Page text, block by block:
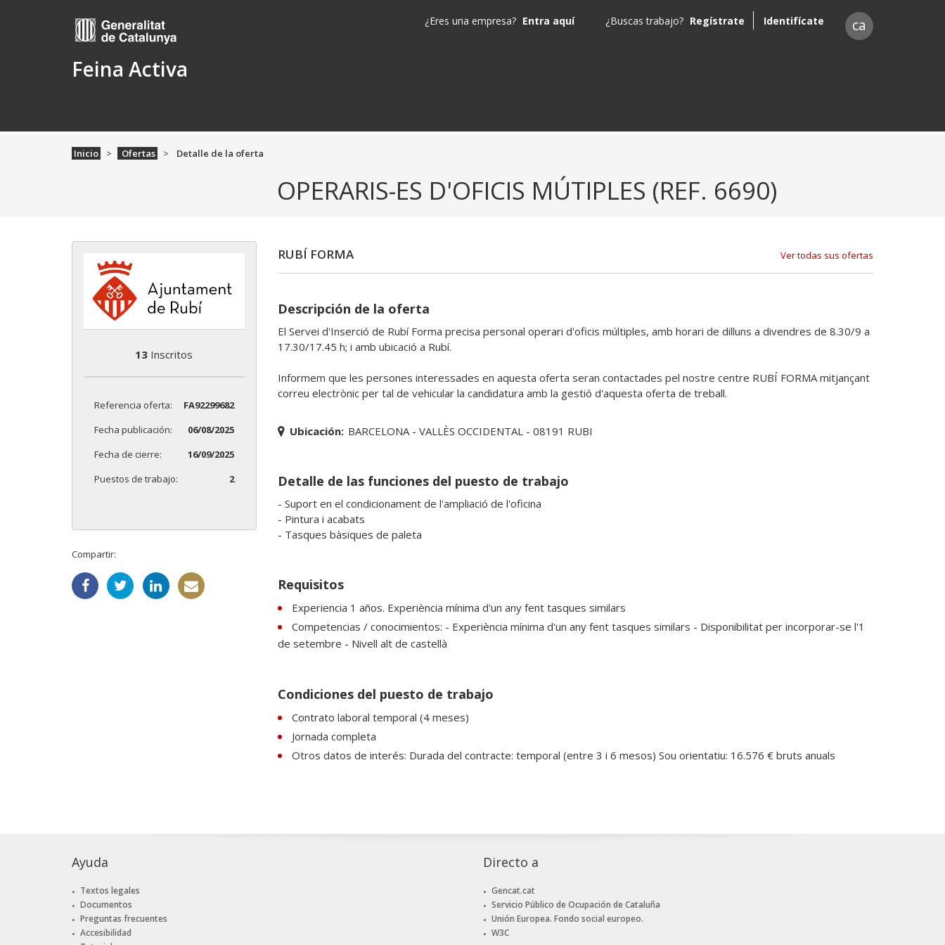
Feina Activa
¿Eres una empresa? Entra aquí ¿Buscas trabajo? Regístrate Identifícate ca
Inicio Ofertas Detalle de la oferta
OPERARIS-ES D'OFICIS MÚTIPLES (REF. 6690)
13 Inscritos
Referencia oferta:
FA92299682
Fecha publicación:
06/08/2025
Fecha de cierre:
16/09/2025
Puestos de trabajo:
2
Compartir:
RUBÍ FORMA Ver todas sus ofertas
Descripción de la oferta
El Servei d'Inserció de Rubí Forma precisa personal operari d'oficis múltiples, amb horari de dilluns a divendres de 8.30/9 a
17.30/17.45 h; i amb ubicació a Rubí.
Informem que les persones interessades en aquesta oferta seran contactades pel nostre centre RUBÍ FORMA mitjançant
correu electrònic per tal de vehicular la candidatura amb la gestió d'aquesta oferta de treball.
Ubicación: BARCELONA - VALLÈS OCCIDENTAL - 08191 RUBI
Detalle de las funciones del puesto de trabajo
- Suport en el condicionament de l'ampliació de l'oficina
- Pintura i acabats
- Tasques bàsiques de paleta
Requisitos
Experiencia 1 años. Experiència mínima d'un any fent tasques similars
Competencias / conocimientos: - Experiència mínima d'un any fent tasques similars - Disponibilitat per incorporar-se l'1
de setembre - Nivell alt de castellà
Condiciones del puesto de trabajo
Contrato laboral temporal (4 meses)
Jornada completa
Otros datos de interés: Durada del contracte: temporal (entre 3 i 6 mesos) Sou orientatiu: 16.576 € bruts anuals
Ayuda
Textos legales
Documentos
Preguntas frecuentes
Accesibilidad
Directo a
Gencat.cat
Servicio Público de Ocupación de Cataluña
Unión Europea. Fondo social europeo.
W3C